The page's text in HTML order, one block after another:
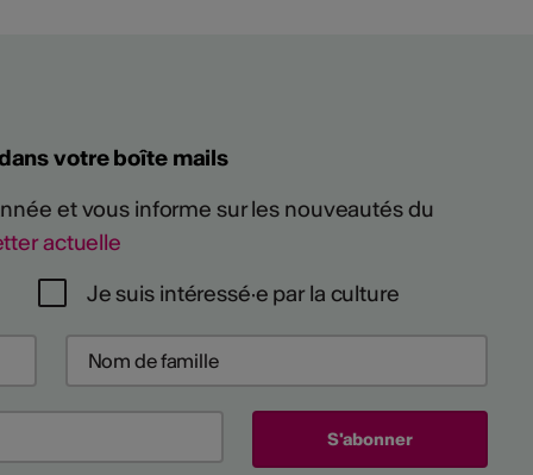
votre boîte mails
et vous informe sur les nouveautés du
actuelle
Je suis intéressé·e par la culture